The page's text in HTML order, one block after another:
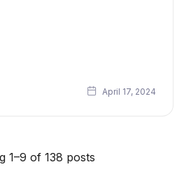
April 17, 2024
1–9 of 138 posts